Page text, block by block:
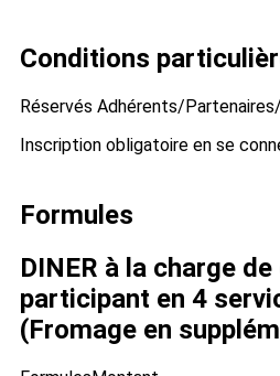
Conditions
Réservés Adhérents/
Inscription obligatoire en se
Formules
DINER à la charge
participant en 4
(Fromage en